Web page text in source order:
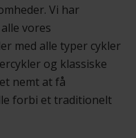
Vi har
vores
med alle typer cykler
og klassiske
nemt at få
forbi et traditionelt